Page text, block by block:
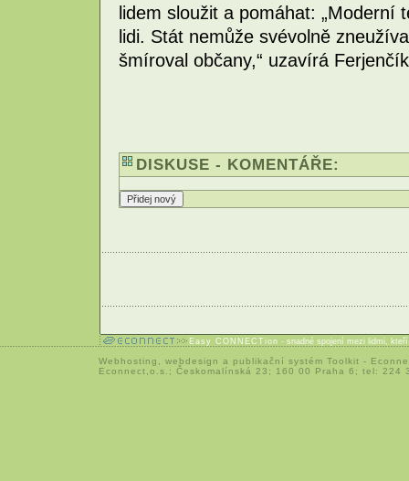
lidem sloužit a pomáhat: „Moderní
lidi. Stát nemůže svévolně
šmíroval občany,“ uzavírá
DISKUSE - KOMENTÁŘE:
Easy CONNECTion - snadné spojení mezi lidmi,
Webhosting webdesign a publikační systém Toolkit -
Econnect,o.s.; Českomalínská 23; 160 00 Praha 6; tel: 224